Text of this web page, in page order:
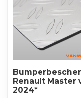
Renault Master
2024*